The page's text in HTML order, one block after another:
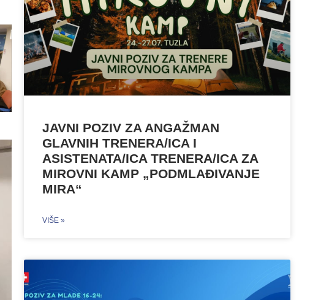
JAVNI POZIV ZA ANGAŽMAN
GLAVNIH TRENERA/ICA I
ASISTENATA/ICA TRENERA/ICA ZA
MIROVNI KAMP „PODMLAĐIVANJE
MIRA“
VIŠE »